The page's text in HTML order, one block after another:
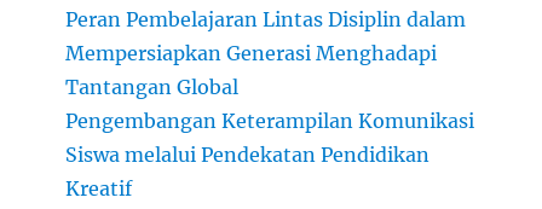
Peran Pembelajaran Lintas Disiplin dalam
Mempersiapkan Generasi Menghadapi
Tantangan Global
Pengembangan Keterampilan Komunikasi
Siswa melalui Pendekatan Pendidikan
Kreatif